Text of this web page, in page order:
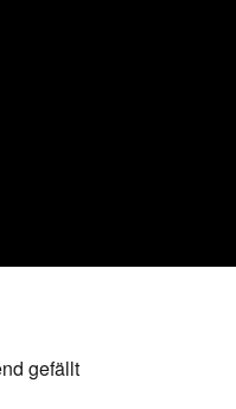
gefällt